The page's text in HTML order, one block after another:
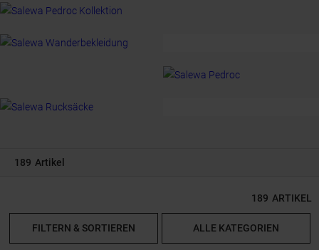
Salewa Sella Free 22 der perfekte
189 Artikel
189 ARTIKEL
FILTERN & SORTIEREN ALLE KATEGORIEN